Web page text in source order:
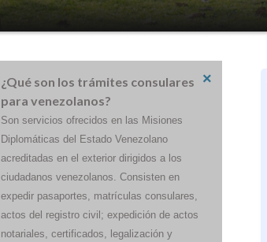
¿Qué son los trámites consulares
para venezolanos?
Son servicios ofrecidos en las Misiones
Diplomáticas del Estado Venezolano
acreditadas en el exterior dirigidos a los
ciudadanos venezolanos. Consisten en
expedir pasaportes, matrículas consulares,
actos del registro civil; expedición de actos
notariales, certificados, legalización y
×